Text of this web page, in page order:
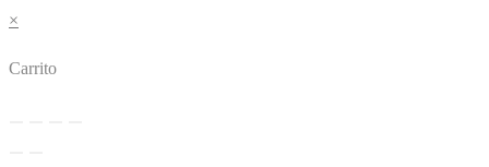
×
Carrito